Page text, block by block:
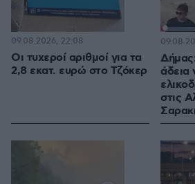
Οι τυχεροί αριθμοί για τα
2,8 εκατ. ευρώ στο Τζόκερ
09.08.2026, 22:08
άδεια
στις